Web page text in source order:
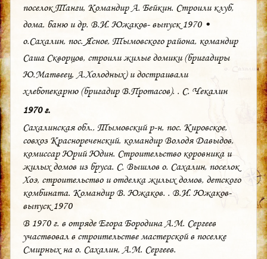
поселок Танги, Командир А. Бейкин. Строили клуб,
дома, баню и др. В.И. Южаков- выпуск 1970 •
о.Сахалин, пос. Ясное, Тымовского района, командир
Саша Скворцов, строили жилые домики (бригадиры
Ю.Матвеец, А.Холодных) и достраивали
хлебопекарню (бригадир В.Протасов). . С. Чекалин
1970 г.
Сахалинская обл., Тымовский р-н, пос. Кировское,
совхоз Краснореченский, командир Володя Давыдов,
комиссар Юрий Юдин. Строительство коровника и
жилых домов из бруса. С. Вышлов о. Сахалин, поселок
Хоэ, строительство и отделка жилых домов, детского
комбината. Командир В. Южаков. . В.И. Южаков-
выпуск 1970
В 1970 г. в отряде Егора Бородина А.М. Сергеев
участвовал в строительстве мастерской в поселке
Смирных на о. Сахалин, А.М. Сергеев.